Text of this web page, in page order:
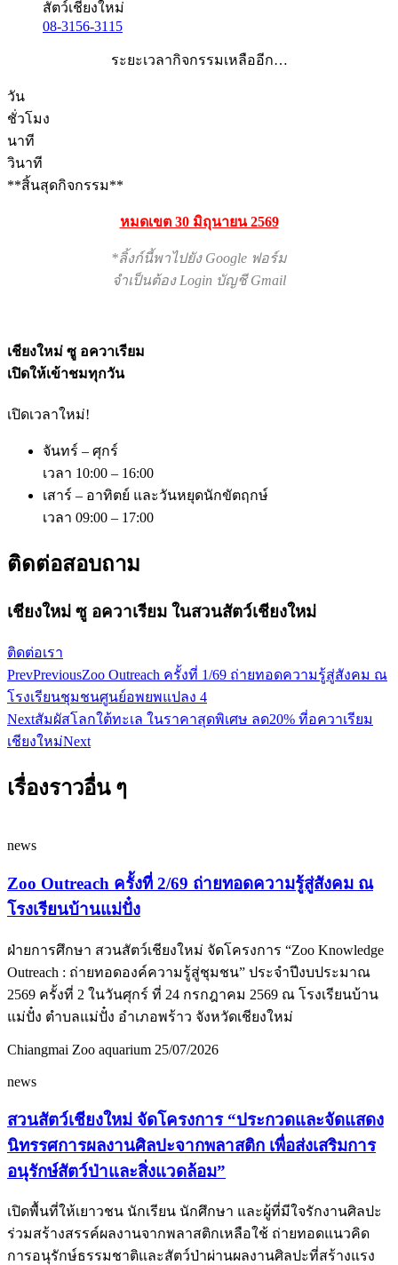
สัตว์เชียงใหม่
08-3156-3115
ระยะเวลากิจกรรมเหลืออีก…
วัน
ชั่วโมง
นาที
วินาที
**สิ้นสุดกิจกรรม**
หมดเขต 30 มิถุนายน 2569
*ลิ้งก์นี้พาไปยัง Google ฟอร์ม
จำเป็นต้อง Login บัญชี Gmail
เชียงใหม่ ซู อควาเรียม
เปิดให้เข้าชมทุกวัน
เปิดเวลาใหม่!
จันทร์ – ศุกร์
เวลา 10:00 – 16:00
เสาร์ – อาทิตย์ และวันหยุดนักขัตฤกษ์
เวลา 09:00 – 17:00
ติดต่อสอบถาม
เชียงใหม่ ซู อควาเรียม ในสวนสัตว์เชียงใหม่
ติดต่อเรา
PrevPreviousZoo Outreach ครั้งที่ 1/69 ถ่ายทอดความรู้สู่สังคม ณ
โรงเรียนชุมชนศูนย์อพยพแปลง 4
Nextสัมผัสโลกใต้ทะเล ในราคาสุดพิเศษ ลด20% ที่อควาเรียม
เชียงใหม่Next
เรื่องราวอื่น ๆ
news
Zoo Outreach ครั้งที่ 2/69 ถ่ายทอดความรู้สู่สังคม ณ
โรงเรียนบ้านแม่ปั๋ง
ฝ่ายการศึกษา สวนสัตว์เชียงใหม่ จัดโครงการ “Zoo Knowledge
Outreach : ถ่ายทอดองค์ความรู้สู่ชุมชน” ประจำปีงบประมาณ
2569 ครั้งที่ 2 ในวันศุกร์ ที่ 24 กรกฎาคม 2569 ณ โรงเรียนบ้าน
แม่ปั๋ง ตำบลแม่ปั๋ง อำเภอพร้าว จังหวัดเชียงใหม่
Chiangmai Zoo aquarium 25/07/2026
news
สวนสัตว์เชียงใหม่ จัดโครงการ “ประกวดและจัดแสดง
นิทรรศการผลงานศิลปะจากพลาสติก เพื่อส่งเสริมการ
อนุรักษ์สัตว์ป่าและสิ่งแวดล้อม”
เปิดพื้นที่ให้เยาวชน นักเรียน นักศึกษา และผู้ที่มีใจรักงานศิลปะ
ร่วมสร้างสรรค์ผลงานจากพลาสติกเหลือใช้ ถ่ายทอดแนวคิด
การอนุรักษ์ธรรมชาติและสัตว์ป่าผ่านผลงานศิลปะที่สร้างแรง